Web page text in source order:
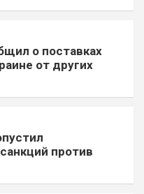
о поставках
от других
против